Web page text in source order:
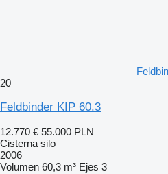
20
Feldbinder KIP 60.3
12.770 € 55.000 PLN
Cisterna silo
2006
Volumen 60,3 m³ Ejes 3